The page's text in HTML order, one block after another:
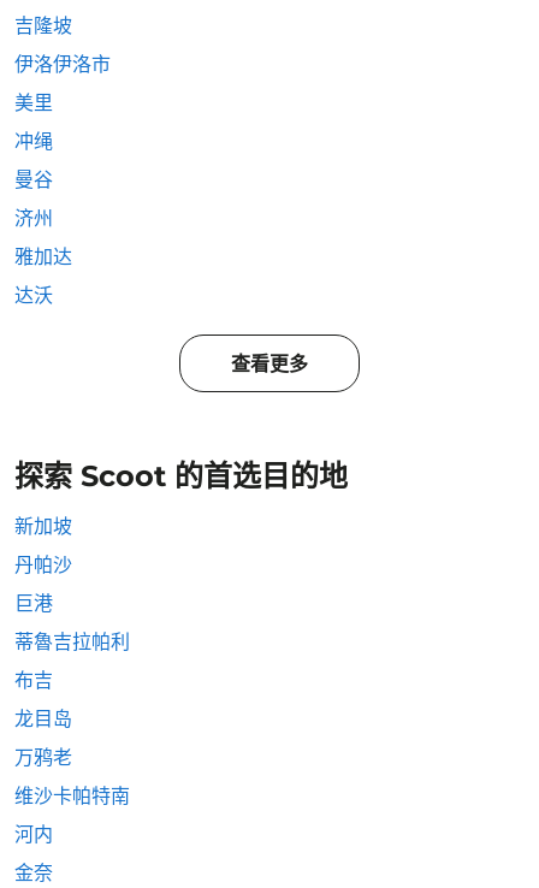
吉隆坡
伊洛伊洛市
美里
冲绳
曼谷
济州
雅加达
达沃
查看更多
探索 Scoot 的首选目的地
新加坡
丹帕沙
巨港
蒂魯吉拉帕利
布吉
龙目岛
万鸦老
维沙卡帕特南
河内
金奈